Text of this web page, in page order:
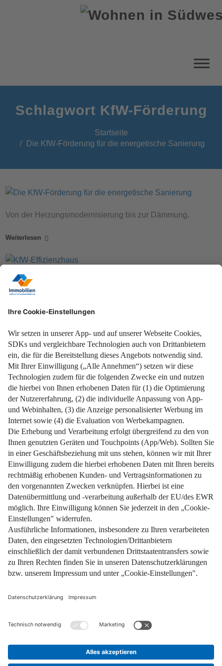
Schlagwort KfW-Förderung
Startseite
Die KfW-Förderung für die energetische Sanierung
Von der Heizungsmodernisierung bis zur Dämmung.
Weiterlesen
Jetzt von attraktiven Zuschüssen profitieren!
Eine spannende Möglichkeit für junge Familien!
Weiterlesen
Impressum Datenschutz Nutzungsbedingungen
Pflichtinformationen AGB Über uns Bildquellen
Barrierefreiheit Widerrufsformular
Cookie-Einstellungen
Facebook
Instagram